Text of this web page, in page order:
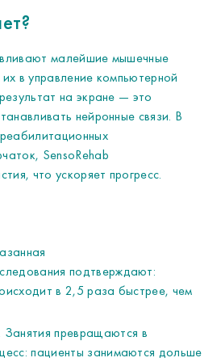
малейшие мышечные
в управление компьютерной
на экране — это
нейронные связи. В
SensoRehab
что ускоряет прогресс.
подтверждают:
в 2,5 раза быстрее, чем
превращаются в
пациенты занимаются дольше